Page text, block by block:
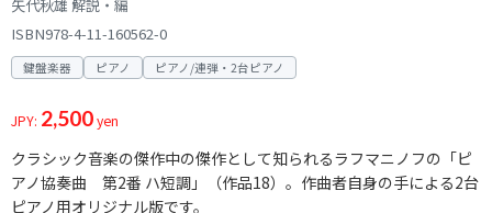
矢代秋雄 解説・編
ISBN978-4-11-160562-0
鍵盤楽器 ピアノ ピアノ/連弾・2台ピアノ
JPY: 2,500yen
クラシック音楽の傑作中の傑作として知られるラフマニノフの「ピ
アノ協奏曲 第2番 ハ短調」（作品18）。作曲者自身の手による2台
ピアノ用オリジナル版です。